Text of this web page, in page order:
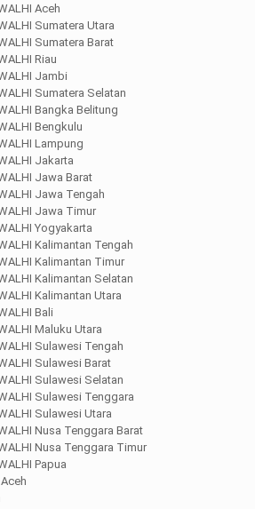
Aceh
Sumatera Utara
Sumatera Barat
Riau
Jambi
Sumatera Selatan
Bangka Belitung
Bengkulu
Lampung
Jakarta
Jawa Barat
Jawa Tengah
Jawa Timur
Yogyakarta
Kalimantan Tengah
Kalimantan Timur
Kalimantan Selatan
Kalimantan Utara
Bali
Maluku Utara
Sulawesi Tengah
Sulawesi Barat
Sulawesi Selatan
Sulawesi Tenggara
Sulawesi Utara
Nusa Tenggara Barat
Nusa Tenggara Timur
Papua